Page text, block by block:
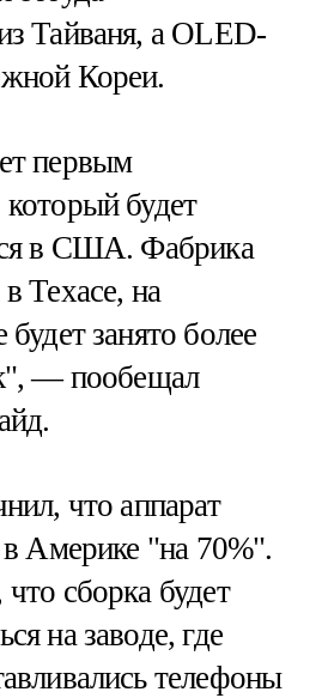
Тайваня, а OLED-
Кореи.
первым
будет
в США. Фабрика
Техасе, на
будет занято более
— пообещал
что аппарат
в Америке "на 70%".
сборка будет
на заводе, где
телефоны